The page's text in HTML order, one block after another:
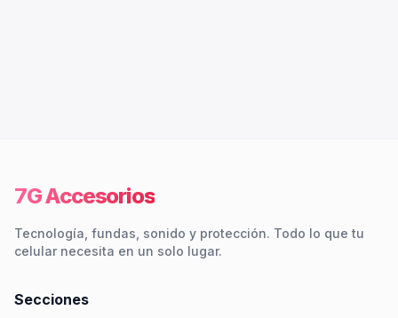
7G Accesorios
Tecnología, fundas, sonido y protección. Todo lo que tu
celular necesita en un solo lugar.
Secciones